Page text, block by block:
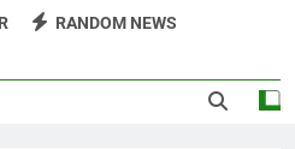
Sukses Curi Perhatian
RANDOM NEWS